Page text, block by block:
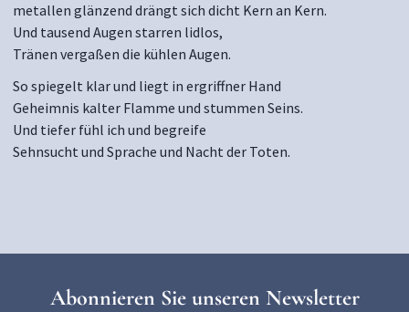
metallen glänzend drängt sich dicht Kern an Kern.
Und tausend Augen starren lidlos,
Tränen vergaßen die kühlen Augen.
So spiegelt klar und liegt in ergriffner Hand
Geheimnis kalter Flamme und stummen Seins.
Und tiefer fühl ich und begreife
Sehnsucht und Sprache und Nacht der Toten.
Abonnieren Sie unseren Newsletter